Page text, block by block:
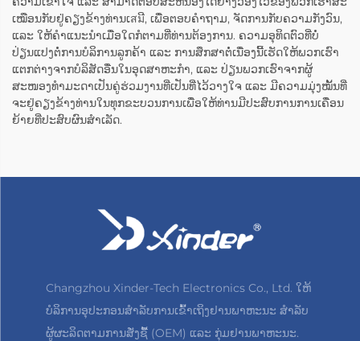
ເໝືອນກັບຢູ່ຄຽງຂ້າງທ່ານເสมີ, ເພື່ອຕອບຄຳຖາມ, ຈັດການກັບຄວາມກັງວົນ,
ແລະ ໃຫ້ຄຳແນະນຳເມື່ອໃດກໍຕາມທີ່ທ່ານຕ້ອງການ. ຄວາມອຸທິດຕົວທີ່ບໍ່
ປ່ຽນແປງຕໍ່ການບໍລິການລູກຄ້າ ແລະ ການສຶກສາຕໍ່ເນື່ອງນີ້ເຮັດໃຫ້ພວກເຮົາ
ແຕກຕ່າງຈາກບໍລິສັດອື່ນໃນອຸດສາຫະກຳ, ແລະ ປ່ຽນພວກເຮົາຈາກຜູ້
ສະໜອງທຳມະດາເປັນຄູ່ຮ່ວມງານທີ່ເປັນທີ່ໄວ້ວາງໃຈ ແລະ ມີຄວາມມຸ່ງໝັ້ນທີ່
ຈະຢູ່ຄຽງຂ້າງທ່ານໃນທຸກຂະບວນການເພື່ອໃຫ້ທ່ານມີປະສົບການການເຄື່ອນ
ຍ້າຍທີ່ປະສົບຜົນສຳເລັດ.
Changzhou Xinder-Tech Electronics Co., Ltd. ໃຫ້
ບໍລິການອຸປະກອນສຳລັບການເຂົ້າເຖິງຢານພາຫະນະ ສຳລັບ
ຜູ້ຜະລິດຕາມການສັ່ງຊື້ (OEM) ແລະ ກຸ່ມຢານພາຫະນະ.